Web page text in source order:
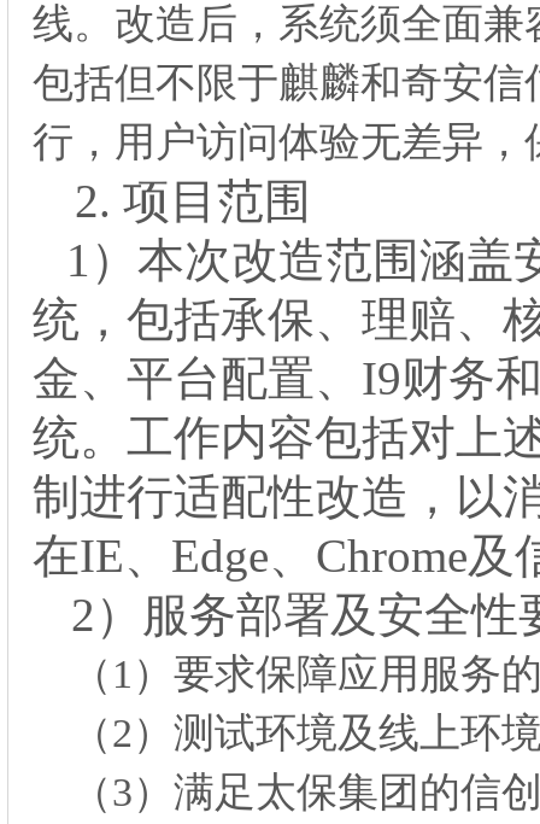
线。改造后，系统须全面兼
包括但不限于麒麟和奇安
行，用户访问体验无差异
2. 项目范围
1）本次改造范围涵盖
统，包括承保、理赔、
金、平台配置、I9财务
统。工作内容包括对上
制进行适配性改造，以
在IE、Edge、Chrome
2）服务部署及安全性
（ 1）要求保障应用服务
（2）测试环境及线上环
（3）满足太保集团的信